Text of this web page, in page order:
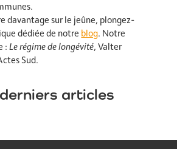
davantage sur le jeûne, plongez-
dédiée de notre blog. Notre
:Le régime de longévité, Valter
Sud.
articles